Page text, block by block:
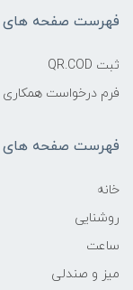
فهرست صفحه های
ثبت QR.COD
فرم درخواست همکاری
فهرست صفحه های
خانه
روشنایی
ساعت
میز و صندلی